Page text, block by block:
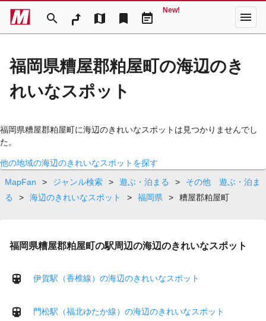
search map bookmark event_note
New! menu
福岡県糟屋郡粕屋町の海辺のき
れいなスポット
福岡県糟屋郡粕屋町に海辺のきれいなスポットは見つかりませんでし
た。
他の地域の海辺のきれいなスポットを探す
MapFan
> ジャンル検索 > 遊ぶ・泊まる >
その他 遊ぶ・泊ま
る
> 海辺のきれいなスポット > 福岡県 > 糟屋郡粕屋町
福岡県糟屋郡粕屋町の駅周辺の海辺のきれいなスポット
伊賀駅（香椎線）の海辺のきれいなスポット
門松駅（福北ゆたか線）の海辺のきれいなスポット